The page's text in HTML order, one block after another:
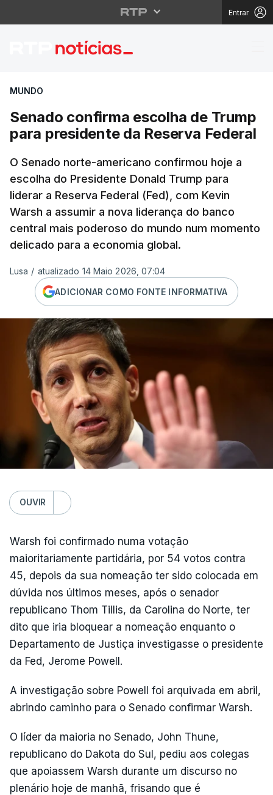
Entrar
Senado confirma
MUNDO
Senado confirma escolha de Trump
para presidente da Reserva Federal
O Senado norte-americano confirmou hoje a
escolha do Presidente Donald Trump para
liderar a Reserva Federal (Fed), com Kevin
Warsh a assumir a nova liderança do banco
central mais poderoso do mundo num momento
delicado para a economia global.
Lusa / atualizado 14 Maio 2026, 07:04
ADICIONAR COMO FONTE INFORMATIVA
OUVIR
Warsh foi confirmado numa votação
maioritariamente partidária, por 54 votos contra
45, depois da sua nomeação ter sido colocada em
dúvida nos últimos meses, após o senador
republicano Thom Tillis, da Carolina do Norte, ter
dito que iria bloquear a nomeação enquanto o
Departamento de Justiça investigasse o presidente
da Fed, Jerome Powell.
A investigação sobre Powell foi arquivada em abril,
abrindo caminho para o Senado confirmar Warsh.
O líder da maioria no Senado, John Thune,
republicano do Dakota do Sul, pediu aos colegas
que apoiassem Warsh durante um discurso no
plenário hoje de manhã, frisando que é